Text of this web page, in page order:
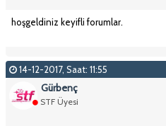
hoşgeldiniz keyifli forumlar.
14-12-2017, Saat: 11:55
Gürbenç
STF Üyesi